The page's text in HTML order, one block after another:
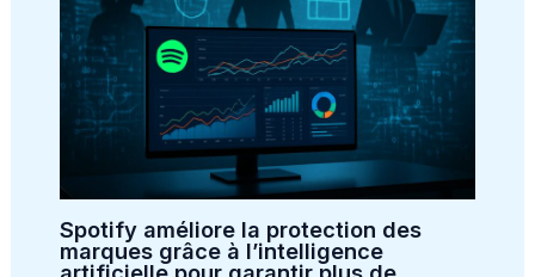
Spotify améliore la protection des
marques grâce à l’intelligence